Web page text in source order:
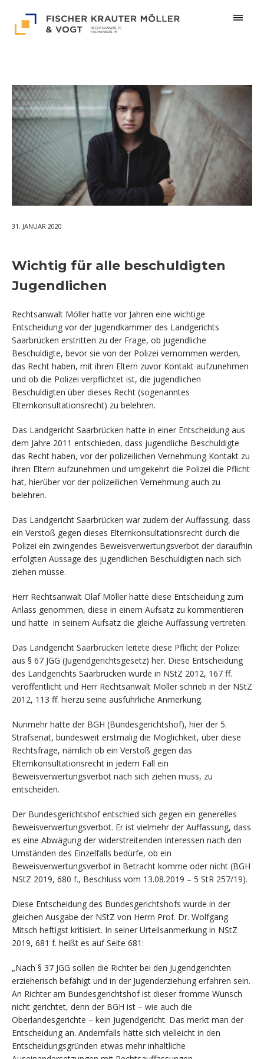
31. JANUAR 2020
Wichtig für alle beschuldigten
Jugendlichen
Rechtsanwalt Möller hatte vor Jahren eine wichtige
Entscheidung vor der Jugendkammer des Landgerichts
Saarbrücken erstritten zu der Frage, ob jugendliche
Beschuldigte, bevor sie von der Polizei vernommen werden,
das Recht haben, mit ihren Eltern zuvor Kontakt aufzunehmen
und ob die Polizei verpflichtet ist, die jugendlichen
Beschuldigten über dieses Recht (sogenanntes
Elternkonsultationsrecht) zu belehren.
Das Landgericht Saarbrücken hatte in einer Entscheidung aus
dem Jahre 2011 entschieden, dass jugendliche Beschuldigte
das Recht haben, vor der polizeilichen Vernehmung Kontakt zu
ihren Eltern aufzunehmen und umgekehrt die Polizei die Pflicht
hat, hierüber vor der polizeilichen Vernehmung auch zu
belehren.
Das Landgericht Saarbrücken war zudem der Auffassung, dass
ein Verstoß gegen dieses Elternkonsultationsrecht durch die
Polizei ein zwingendes Beweisverwertungsverbot der daraufhin
erfolgten Aussage des jugendlichen Beschuldigten nach sich
ziehen müsse.
Herr Rechtsanwalt Olaf Möller hatte diese Entscheidung zum
Anlass genommen, diese in einem Aufsatz zu kommentieren
und hatte in seinem Aufsatz die gleiche Auffassung vertreten.
Das Landgericht Saarbrücken leitete diese Pflicht der Polizei
aus § 67 JGG (Jugendgerichtsgesetz) her. Diese Entscheidung
des Landgerichts Saarbrücken wurde in NStZ 2012, 167 ff.
veröffentlicht und Herr Rechtsanwalt Möller schrieb in der NStZ
2012, 113 ff. hierzu seine ausführliche Anmerkung.
Nunmehr hatte der BGH (Bundesgerichtshof), hier der 5.
Strafsenat, bundesweit erstmalig die Möglichkeit, über diese
Rechtsfrage, nämlich ob ein Verstoß gegen das
Elternkonsultationsrecht in jedem Fall ein
Beweisverwertungsverbot nach sich ziehen muss, zu
entscheiden.
Der Bundesgerichtshof entschied sich gegen ein generelles
Beweisverwertungsverbot. Er ist vielmehr der Auffassung, dass
es eine Abwägung der widerstreitenden Interessen nach den
Umständen des Einzelfalls bedürfe, ob ein
Beweisverwertungsverbot in Betracht komme oder nicht (BGH
NStZ 2019, 680 f., Beschluss vom 13.08.2019 – 5 StR 257/19).
Diese Entscheidung des Bundesgerichtshofs wurde in der
gleichen Ausgabe der NStZ von Herrn Prof. Dr. Wolfgang
Mitsch heftigst kritisiert. In seiner Urteilsanmerkung in NStZ
2019, 681 f. heißt es auf Seite 681:
„Nach § 37 JGG sollen die Richter bei den Jugendgerichten
erzieherisch befähigt und in der Jugenderziehung erfahren sein.
An Richter am Bundesgerichtshof ist dieser fromme Wunsch
nicht gerichtet, denn der BGH ist – wie auch die
Oberlandesgerichte – kein Jugendgericht. Das merkt man der
Entscheidung an. Andernfalls hätte sich vielleicht in den
Entscheidungsgründen etwas mehr inhaltliche